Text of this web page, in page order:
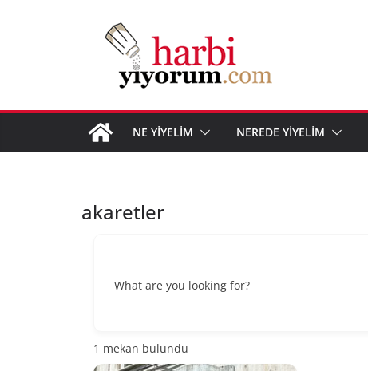
NE YİYELİM NEREDE YİYELİM
akaretler
What are you looking for?
1 mekan bulundu